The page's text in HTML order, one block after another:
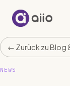
aiio
← Zurück zu Blog
NEWS